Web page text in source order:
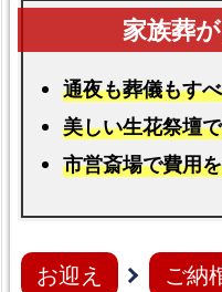
通夜も葬儀もす
美しい生花祭壇
市営斎場で費用
お迎え ご納